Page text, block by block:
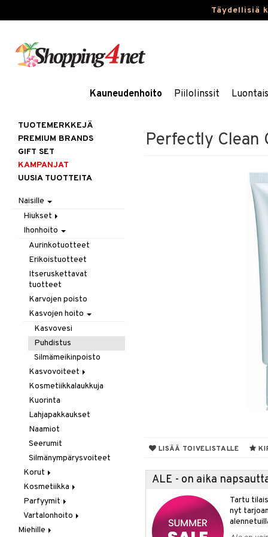
Täydellisiä
Kauneudenhoito Piilolinssit
Perfectly Clean
LISÄÄ TOIVELISTALLE
ALE - on aika
Tartu
nyt
TUOTEMERKKEJÄ
PREMIUM BRANDS
GIFT SET
KAMPANJAT
UUSIA TUOTTEITA
Naisille
Hiukset
Gift Set
Harjat / Kammat
Hiuskuurit
Hiustenlähtö
Hiusväri
Hoitoaineet
Koristeita
Kuivashamppoo
Leave-in hoitoaine
Muotoilu
Hiussuihkeet
Kiharat
Kiilto & Antifrizz
Lämpösuojat
Tuuheuttavat tuotteet
Vaha & Geeli
Sähkölaitteet
Sampoot
Tehohoitoa
Ihonhoito
Aurinkotuotteet
Erikoistuotteet
Itseruskettavat
tuotteet
Karvojen poisto
Kasvojen hoito
Kasvovesi
Puhdistus
Silmämeikinpoisto
Kasvovoiteet
Herkkä iho
Kuiva iho
Normaali iho
Rasvainen iho
Kosmetiikkalaukkuja
Kuorinta
Lahjapakkaukset
Naamiot
Seerumit
Silmänympärysvoiteet
Korut
Kaulakorut
Korvakorut
Rannekorut
Sormuksia
Kosmetiikka
Gift Set
Huulet
Huulikiilto
Iho
Parfyymit
Eau de cologne
Eau de parfum
Vartalonhoito
Äiti & Lapset
Miehille